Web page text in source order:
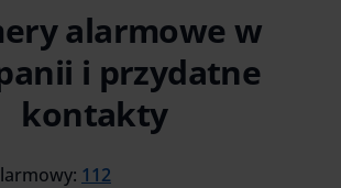
alarmowe w
i przydatne
kontakty
112